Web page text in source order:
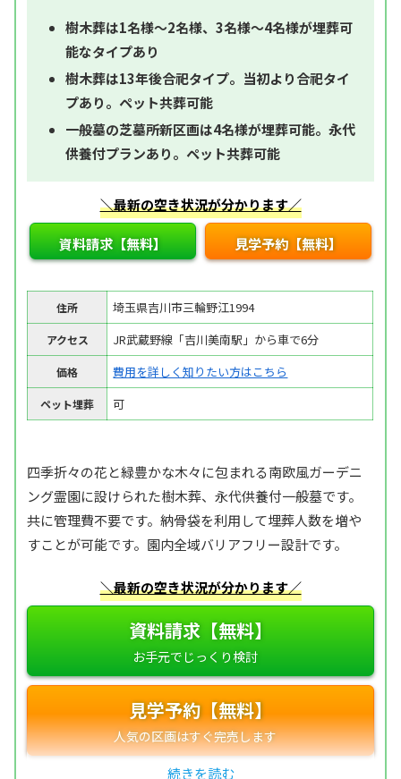
樹木葬は1名様～2名様、3名様～4名様が埋葬可
能なタイプあり
樹木葬は13年後合祀タイプ。当初より合祀タイ
プあり。ペット共葬可能
一般墓の芝墓所新区画は4名様が埋葬可能。永代
供養付プランあり。ペット共葬可能
＼最新の空き状況が分かります／
資料請求【無料】 見学予約【無料】
住所 埼玉県吉川市三輪野江1994
アクセス JR武蔵野線「吉川美南駅」から車で6分
価格 費用を詳しく知りたい方はこちら
ペット埋葬 可
四季折々の花と緑豊かな木々に包まれる南欧風ガーデニ
ング霊園に設けられた樹木葬、永代供養付一般墓です。
共に管理費不要です。納骨袋を利用して埋葬人数を増や
すことが可能です。園内全域バリアフリー設計です。
＼最新の空き状況が分かります／
資料請求【無料】
見学予約【無料】